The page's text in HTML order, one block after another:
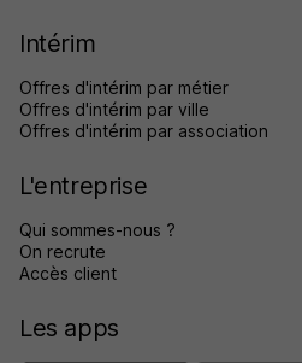
Intérim
Offres d'intérim par métier
Offres d'intérim par ville
Offres d'intérim par association
L'entreprise
Qui sommes-nous ?
On recrute
Accès client
Les apps